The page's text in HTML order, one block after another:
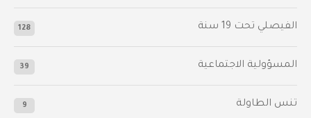
الفيصلي‬⁩ تحت 19 سنة 128
المسؤولية الاجتماعية 39
تنس الطاولة 9